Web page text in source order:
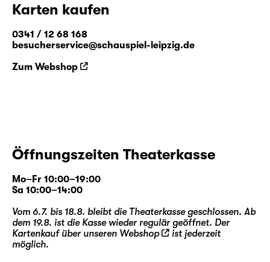
Karten kaufen
0341 / 12 68 168
besucherservice@schauspiel-leipzig.de
Zum Webshop
Öffnungszeiten Theaterkasse
Mo–Fr 10:00–19:00
Sa 10:00–14:00
Vom 6.7. bis 18.8. bleibt die Theaterkasse geschlossen. Ab
dem 19.8. ist die Kasse wieder regulär geöffnet. Der
Kartenkauf über unseren Webshop
ist jederzeit
möglich.